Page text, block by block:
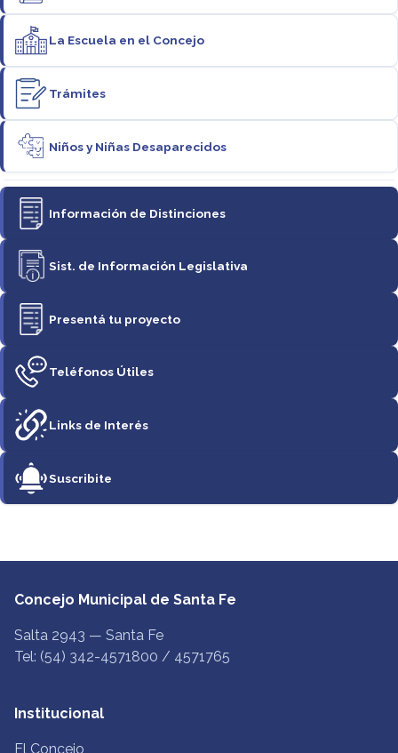
La Escuela en el Concejo
Trámites
Niños y Niñas Desaparecidos
Información de Distinciones
Sist. de Información Legislativa
Presentá tu proyecto
Teléfonos Útiles
Links de Interés
Suscribite
Concejo Municipal de Santa Fe
Salta 2943 — Santa Fe
Tel: (54) 342-4571800 / 4571765
Institucional
El Concejo